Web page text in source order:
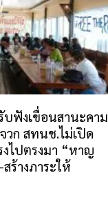
บฟังเขื่อนสานะคาม
วก สทนช.ไม่เปิด
งไปตรงมา “หาญ
ร้างภาระให้